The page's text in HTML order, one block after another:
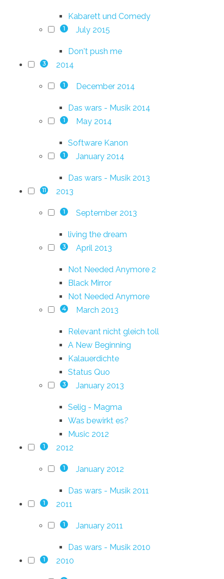
Kabarett und Comedy
1 July 2015
Don't push me
3 2014
1 December 2014
Das wars - Musik 2014
1 May 2014
Software Kanon
1 January 2014
Das wars - Musik 2013
11 2013
1 September 2013
living the dream
3 April 2013
Not Needed Anymore 2
Black Mirror
Not Needed Anymore
4 March 2013
Relevant nicht gleich toll
A New Beginning
Kalauerdichte
Status Quo
3 January 2013
Selig - Magma
Was bewirkt es?
Music 2012
1 2012
1 January 2012
Das wars - Musik 2011
1 2011
1 January 2011
Das wars - Musik 2010
1 2010